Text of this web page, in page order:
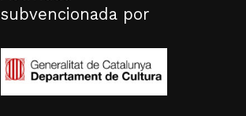
subvencionada por